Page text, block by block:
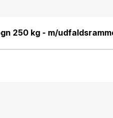
250 kg - m/